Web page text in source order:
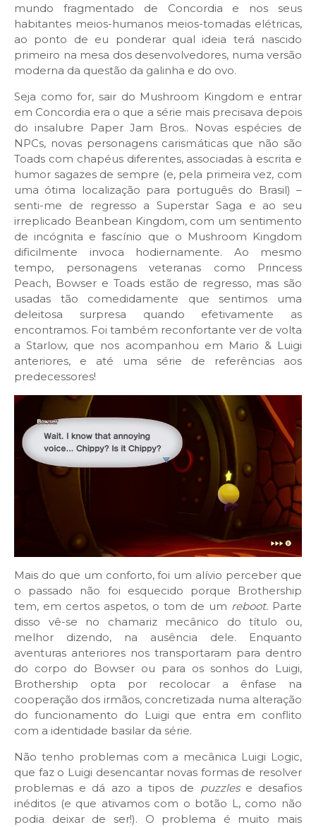
mundo fragmentado de Concordia e nos seus
habitantes meios-humanos meios-tomadas elétricas,
ao ponto de eu ponderar qual ideia terá nascido
primeiro na mesa dos desenvolvedores, numa versão
moderna da questão da galinha e do ovo.
Seja como for, sair do Mushroom Kingdom e entrar
em Concordia era o que a série mais precisava depois
do insalubre Paper Jam Bros.. Novas espécies de
NPCs, novas personagens carismáticas que não são
Toads com chapéus diferentes, associadas à escrita e
humor sagazes de sempre (e, pela primeira vez, com
uma ótima localização para português do Brasil) –
senti-me de regresso a Superstar Saga e ao seu
irreplicado Beanbean Kingdom, com um sentimento
de incógnita e fascínio que o Mushroom Kingdom
dificilmente invoca hodiernamente. Ao mesmo
tempo, personagens veteranas como Princess
Peach, Bowser e Toads estão de regresso, mas são
usadas tão comedidamente que sentimos uma
deleitosa surpresa quando efetivamente as
encontramos. Foi também reconfortante ver de volta
a Starlow, que nos acompanhou em Mario & Luigi
anteriores, e até uma série de referências aos
predecessores!
Mais do que um conforto, foi um alívio perceber que
o passado não foi esquecido porque Brothership
tem, em certos aspetos, o tom de um reboot. Parte
disso vê-se no chamariz mecânico do título ou,
melhor dizendo, na ausência dele. Enquanto
aventuras anteriores nos transportaram para dentro
do corpo do Bowser ou para os sonhos do Luigi,
Brothership opta por recolocar a ênfase na
cooperação dos irmãos, concretizada numa alteração
do funcionamento do Luigi que entra em conflito
com a identidade basilar da série.
Não tenho problemas com a mecânica Luigi Logic,
que faz o Luigi desencantar novas formas de resolver
problemas e dá azo a tipos de puzzles e desafios
inéditos (e que ativamos com o botão L, como não
podia deixar de ser!). O problema é muito mais